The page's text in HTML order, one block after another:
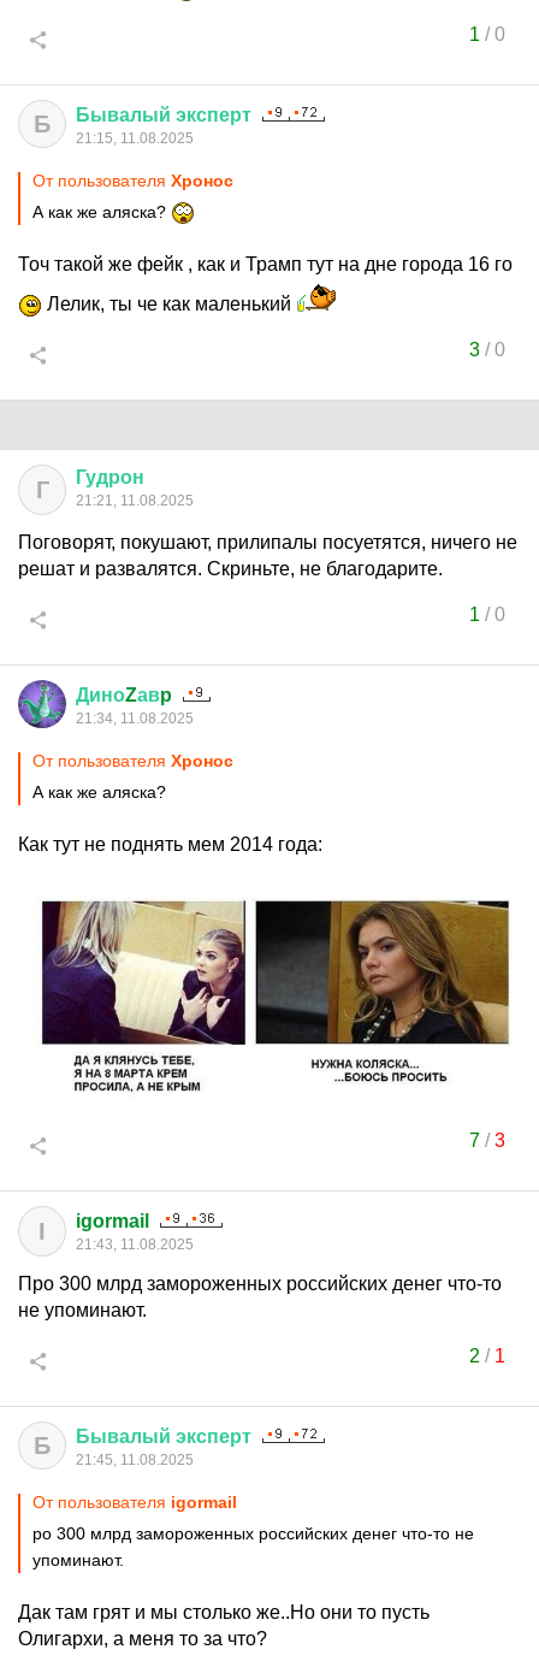
1 /0
Б Бывалый эксперт
21:15, 11.08.2025
От пользователя Хронос
А как же аляска?
Точ такой же фейк , как и Трамп тут на дне города 16 го
Лелик, ты че как маленький
3/0
Г Гудрон
21:21, 11.08.2025
Поговорят, покушают, прилипалы посуетятся, ничего не
решат и развалятся. Скриньте, не благодарите.
1 /0
ДиноZавp
21:34, 11.08.2025
От пользователя Хронос
А как же аляска?
Как тут не поднять мем 2014 года:
7/3
I igormail
21:43, 11.08.2025
Про 300 млрд замороженных российских денег что-то
не упоминают.
2 / 1
Б Бывалый эксперт
21:45, 11.08.2025
От пользователя igormail
ро 300 млрд замороженных российских денег что-то не
упоминают.
Дак там грят и мы столько же..Но они то пусть
Олигархи, а меня то за что?